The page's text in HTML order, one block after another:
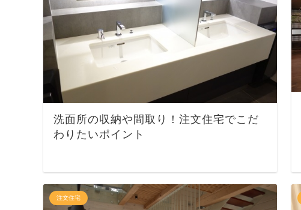
洗面所の収納や間取り！注文住宅でこだ
わりたいポイント
注文住宅